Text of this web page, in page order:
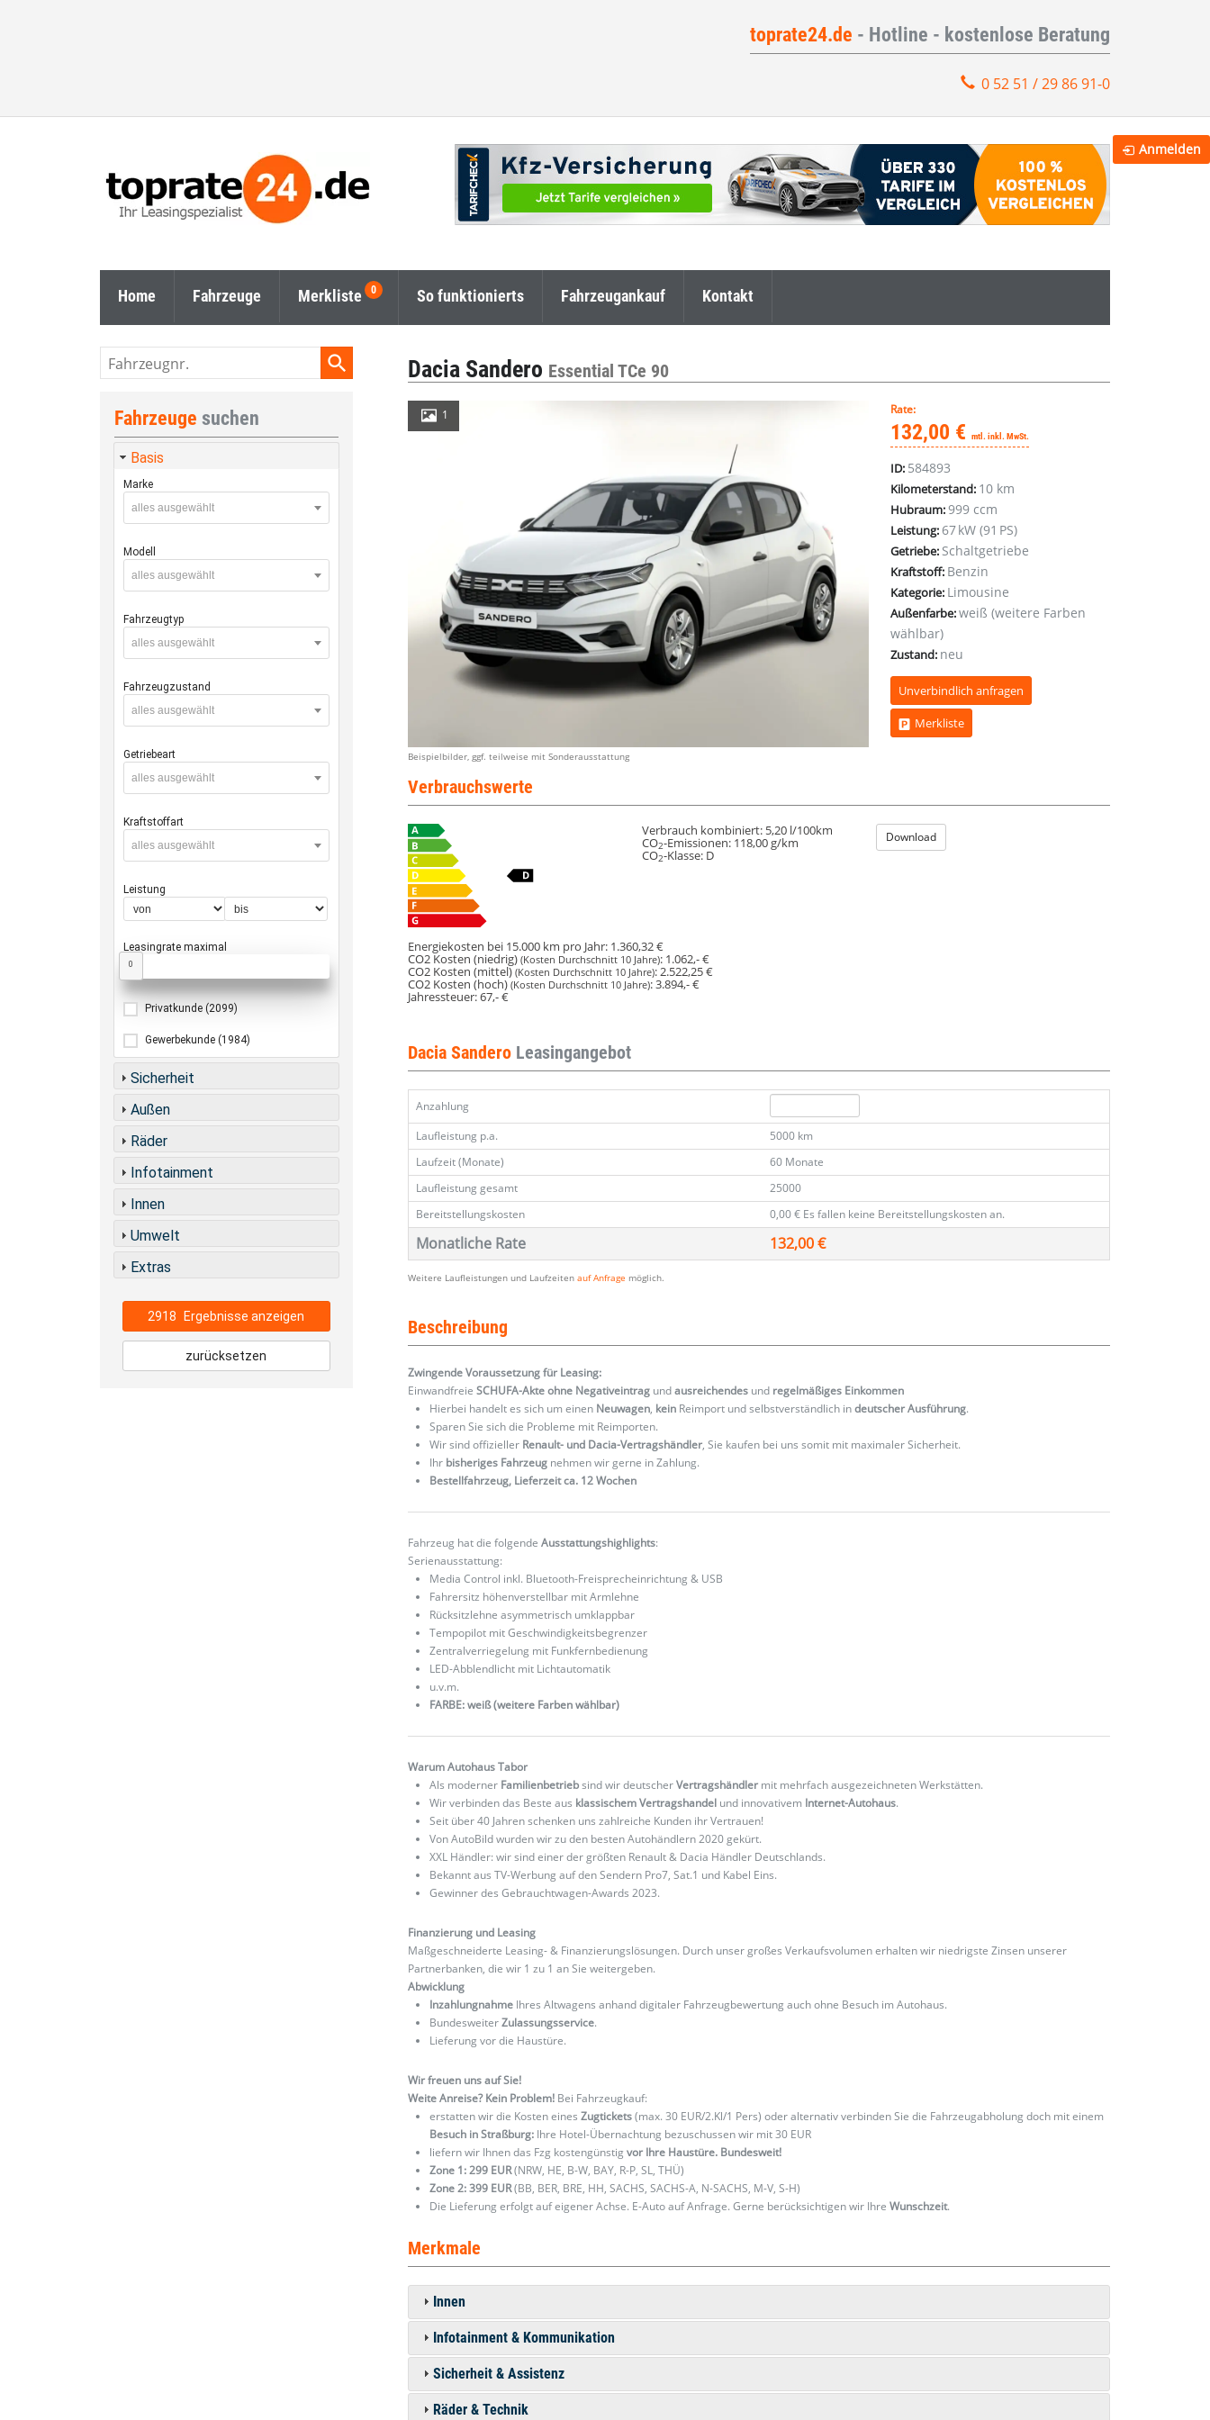
toprate24.de - Hotline - kostenlose Beratung
0 52 51 / 29 86 91-0
Home Fahrzeuge Merkliste So funktionierts Fahrzeugankauf Kontakt
Dacia Sandero Essential TCe 90
1
Beispielbilder, ggf. teilweise mit Sonderausstattung
Rate:
132,00 € mtl. inkl. MwSt.
ID: 584893
Kilometerstand: 10 km
Hubraum:999 ccm
Leistung:67 kW (91 PS)
Getriebe: Schaltgetriebe
Kraftstoff: Benzin
Kategorie: Limousine
Außenfarbe:weiß (weitere Farben
wählbar)
Zustand: neu
Unverbindlich anfragen
Merkliste
Verbrauchswerte
Verbrauch kombiniert: 5,20 l/100km
CO2-Emissionen: 118,00 g/km
CO2-Klasse: D
Download
Energiekosten bei 15.000 km pro Jahr: 1.360,32 €
CO2 Kosten (niedrig)(Kosten Durchschnitt 10 Jahre): 1.062,- €
CO2 Kosten (mittel)(Kosten Durchschnitt 10 Jahre):2.522,25 €
CO2 Kosten (hoch)(Kosten Durchschnitt 10 Jahre):3.894,- €
Jahressteuer:67,- €
Dacia Sandero Leasingangebot
Anzahlung
Laufleistung p.a.
5000 km
Laufzeit (Monate)
60 Monate
Laufleistung gesamt
25000
Bereitstellungskosten
0,00 € Es fallen keine Bereitstellungskosten an.
Monatliche Rate 132,00 €
Weitere Laufleistungen und Laufzeitenauf Anfrage möglich.
Beschreibung
Zwingende Voraussetzung für Leasing:
EinwandfreieSCHUFA-Akte ohne Negativeintrag undausreichendes und regelmäßiges Einkommen
Hierbei handelt es sich um einen Neuwagen, kein Reimport und selbstverständlich indeutscher Ausführung.
Sparen Sie sich die Probleme mit Reimporten.
Wir sind offizieller Renault- und Dacia-Vertragshändler, Sie kaufen bei uns somit mit maximaler Sicherheit.
Ihr bisheriges Fahrzeug nehmen wir gerne in Zahlung.
Bestellfahrzeug, Lieferzeit ca. 12 Wochen
Fahrzeug hat die folgendeAusstattungshighlights:
Serienausstattung:
Media Control inkl. Bluetooth-Freisprecheinrichtung & USB
Fahrersitz höhenverstellbar mit Armlehne
Rücksitzlehne asymmetrisch umklappbar
Tempopilot mit Geschwindigkeitsbegrenzer
Zentralverriegelung mit Funkfernbedienung
LED-Abblendlicht mit Lichtautomatik
u.v.m.
FARBE: weiß (weitere Farben wählbar)
Warum Autohaus Tabor
Als moderner Familienbetriebsind wir deutscherVertragshändler mit mehrfach ausgezeichneten Werkstätten.
Wir verbinden das Beste aus klassischem Vertragshandel und innovativem Internet-Autohaus.
Seit über 40 Jahren schenken uns zahlreiche Kunden ihr Vertrauen!
Von AutoBild wurden wir zu den besten Autohändlern 2020 gekürt.
XXL Händler: wir sind einer der größten Renault & Dacia Händler Deutschlands.
Bekannt aus TV-Werbung auf den Sendern Pro7, Sat.1 und Kabel Eins.
Gewinner des Gebrauchtwagen-Awards 2023.
Finanzierung und Leasing
Maßgeschneiderte Leasing- & Finanzierungslösungen. Durch unser großes Verkaufsvolumen erhalten wir niedrigste Zinsen unserer
Partnerbanken, die wir 1 zu 1 an Sie weitergeben.
Abwicklung
Inzahlungnahme Ihres Altwagens anhand digitaler Fahrzeugbewertung auch ohne Besuch im Autohaus.
BundesweiterZulassungsservice.
Lieferung vor die Haustüre.
Wir freuen uns auf Sie!
Weite Anreise? Kein Problem! Bei Fahrzeugkauf:
erstatten wir die Kosten einesZugtickets(max. 30 EUR/2.Kl/1 Pers) oder alternativ verbinden Sie die Fahrzeugabholung doch mit einem
Besuch in Straßburg: Ihre Hotel-Übernachtung bezuschussen wir mit 30 EUR
liefern wir Ihnen das Fzg kostengünstigvor Ihre Haustüre. Bundesweit!
Zone 1: 299 EUR(NRW, HE, B-W, BAY, R-P, SL, THÜ)
Zone 2: 399 EUR(BB, BER, BRE, HH, SACHS, SACHS-A, N-SACHS, M-V, S-H)
Die Lieferung erfolgt auf eigener Achse. E-Auto auf Anfrage. Gerne berücksichtigen wir IhreWunschzeit.
Merkmale
Innen
Infotainment & Kommunikation
Sicherheit & Assistenz
Räder & Technik
Fahrzeugnr.
Fahrzeuge suchen
Basis
Marke
alles ausgewählt
Modell
alles ausgewählt
Fahrzeugtyp
alles ausgewählt
Fahrzeugzustand
alles ausgewählt
Getriebeart
alles ausgewählt
Kraftstoffart
alles ausgewählt
Leistung
Leasingrate maximal
0
Privatkunde (2099)
Gewerbekunde (1984)
Sicherheit
Außen
Räder
Infotainment
Innen
Umwelt
Extras
2918 Ergebnisse anzeigen
zurücksetzen
Anmelden